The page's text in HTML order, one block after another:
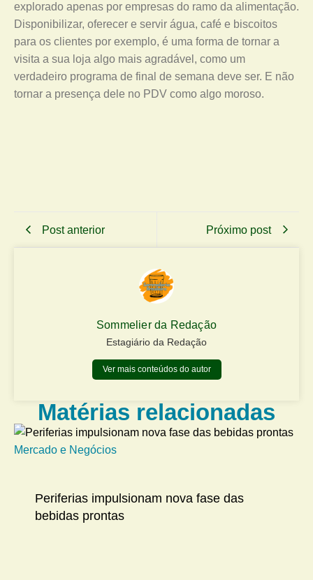
explorado apenas por empresas do ramo da alimentação.
Disponibilizar, oferecer e servir água, café e biscoitos
para os clientes por exemplo, é uma forma de tornar a
visita a sua loja algo mais agradável, como um
verdadeiro programa de final de semana deve ser. E não
tornar a presença dele no PDV como algo moroso.
Post anterior Próximo post
Sommelier da Redação
Estagiário da Redação
Ver mais conteúdos do autor
Matérias relacionadas
Mercado e Negócios
Periferias impulsionam nova fase das
bebidas prontas